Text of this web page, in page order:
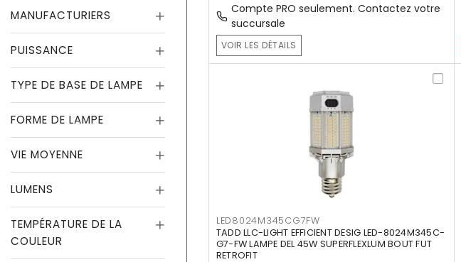
MANUFACTURIERS
PUISSANCE
TYPE DE BASE DE LAMPE
FORME DE LAMPE
VIE MOYENNE
LUMENS
TEMPÉRATURE DE LA
COULEUR
Compte PRO seulement. Contactez votre
succursale
VOIR LES DÉTAILS
LED8024M345CG7FW
TADD LLC-LIGHT EFFICIENT DESIG LED-8024M345C-
G7-FW LAMPE DEL 45W SUPERFLEXLUM BOUT FUT
RETROFIT